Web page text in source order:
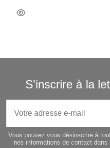
S'inscrire à la
Vous pouvez vous désinscrire à
nos informations de contact